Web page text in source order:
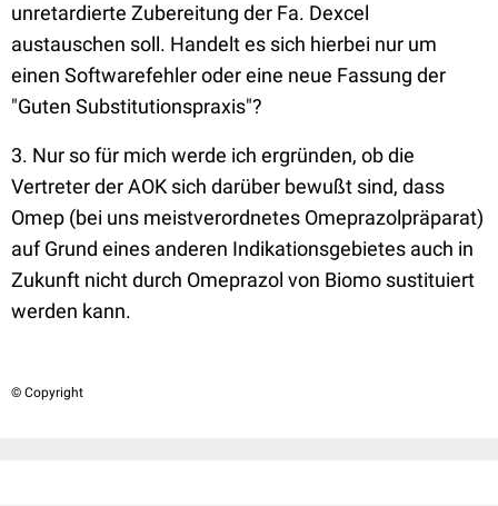
unretardierte Zubereitung der Fa. Dexcel
austauschen soll. Handelt es sich hierbei nur um
einen Softwarefehler oder eine neue Fassung der
"Guten Substitutionspraxis"?
3. Nur so für mich werde ich ergründen, ob die
Vertreter der AOK sich darüber bewußt sind, dass
Omep (bei uns meistverordnetes Omeprazolpräparat)
auf Grund eines anderen Indikationsgebietes auch in
Zukunft nicht durch Omeprazol von Biomo sustituiert
werden kann.
© Copyright